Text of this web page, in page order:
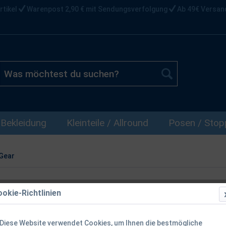
Warenpost 2,90 € mit Sendungsverfolgung Ab 49€
Bekleidung Kleinteile / Allround Posen /
Savage Gear
Richtlinien
Diese Website verwendet Cookies, um Ihnen die bestmögliche